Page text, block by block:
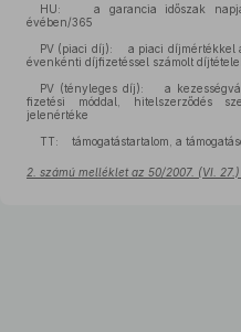
HU: a garancia időszak
évében/365
PV (piaci díj): a piaci díjmértékkel
évenkénti díjfizetéssel számolt
PV (tényleges díj): a
fizetési móddal, hitelszerződés
jelenértéke
TT: támogatástartalom, a
2. számú melléklet az 50/2007. (VI.